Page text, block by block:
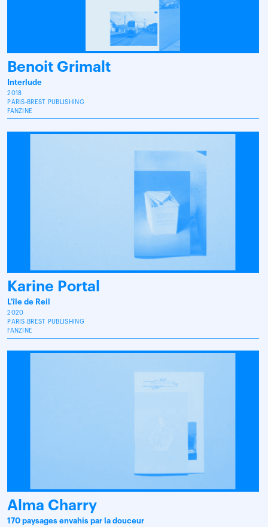
Benoit Grimalt
Interlude
2018
PARIS-BREST PUBLISHING
FANZINE
Karine Portal
L'île de Reil
2020
PARIS-BREST PUBLISHING
FANZINE
Alma Charry
170 paysages envahis par la douceur